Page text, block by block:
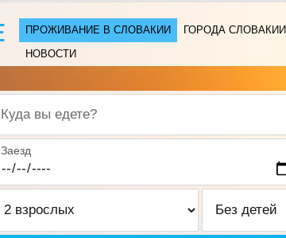
ПРОЖИВАНИЕ В СЛОВАКИИ ГОРОДА СЛОВАКИИ
НОВОСТИ
Куда вы едете?
Заезд